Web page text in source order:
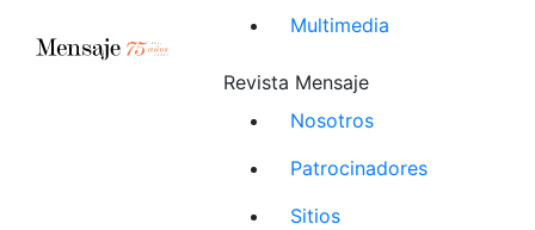
Multimedia
Revista Mensaje
Nosotros
Patrocinadores
Sitios